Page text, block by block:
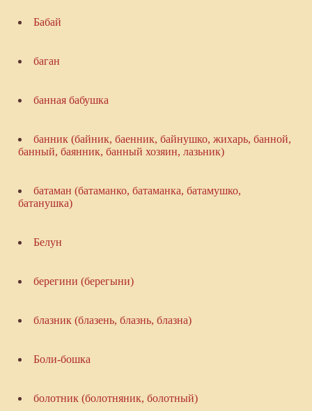
Бабай
баган
банная бабушка
банник (байник, баенник, байнушко, жихарь, банной,
банный, баянник, банный хозяин, лазьник)
батаман (батаманко, батаманка, батамушко,
батанушка)
Белун
берегини (берегыни)
блазник (блазень, блазнь, блазна)
Боли-бошка
болотник (болотняник, болотный)